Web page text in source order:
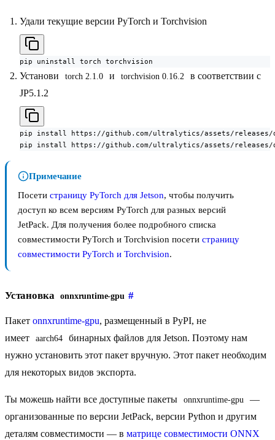
Удали текущие версии PyTorch и Torchvision
pip uninstall torch torchvision
Установи torch 2.1.0 и torchvision 0.16.2
в соответствии с
JP5.1.2
pip install https://github.com/ultralytics/assets/releases/
pip install https://github.com/ultralytics/assets/releases/
Примечание
Посети страницу PyTorch для Jetson, чтобы получить
доступ ко всем версиям PyTorch для разных версий
JetPack. Для получения более подробного списка
совместимости PyTorch и Torchvision посети страницу
совместимости PyTorch и Torchvision.
Установка onnxruntime-gpu #
Пакет onnxruntime-gpu, размещенный в PyPI, не
имеет
aarch64
бинарных файлов для Jetson. Поэтому нам
нужно установить этот пакет вручную. Этот пакет необходим
для некоторых видов экспорта.
Ты можешь найти все доступные пакеты onnxruntime-gpu
—
организованные по версии JetPack, версии Python и другим
деталям совместимости — в матрице совместимости ONNX